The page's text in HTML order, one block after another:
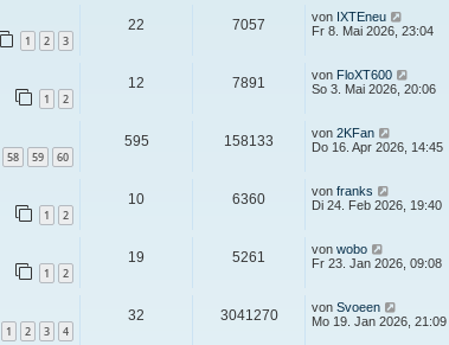
1 2 3
22 7057 von IXTEneu
Fr 8. Mai 2026, 23:04
1 2
12 7891 von FloXT600
So 3. Mai 2026, 20:06
58 59 60
595 158133 von 2KFan
Do 16. Apr 2026, 14:45
1 2
10 6360 von franks
Di 24. Feb 2026, 19:40
1 2
19 5261 von wobo
Fr 23. Jan 2026, 09:08
1 2 3 4
32 3041270 von Svoeen
Mo 19. Jan 2026, 21:09